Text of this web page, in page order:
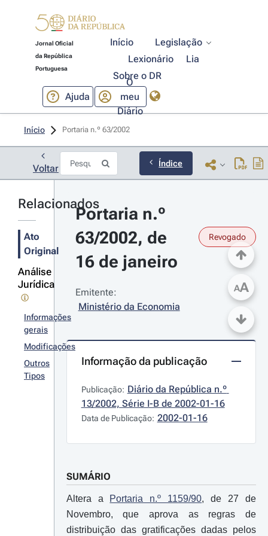
Jornal Oficial
da República
Portuguesa
Início
Legislação
Lexionário
Lia
Sobre o DR
Ajuda
O
meu
Diário
Início Portaria n.º 63/2002
Voltar Índice
Relacionados
Ato
Original
Análise
Jurídica
Informações
gerais
Modificações
Outros
Tipos
Portaria n.º
63/2002, de
16 de janeiro
Revogado
Emitente:
Ministério da Economia
Informação da publicação
Publicação: Diário da República n.º
13/2002, Série I-B de 2002-01-16
Data de Publicação: 2002-01-16
SUMÁRIO
Altera a Portaria n.º 1159/90, de 27 de
Novembro, que aprova as regras de
distribuição das gratificações dadas pelos
AA